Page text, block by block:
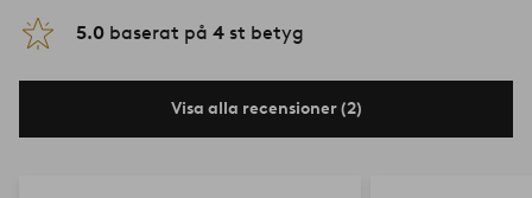
5.0 baserat på 4 st betyg
Visa alla recensioner (2)